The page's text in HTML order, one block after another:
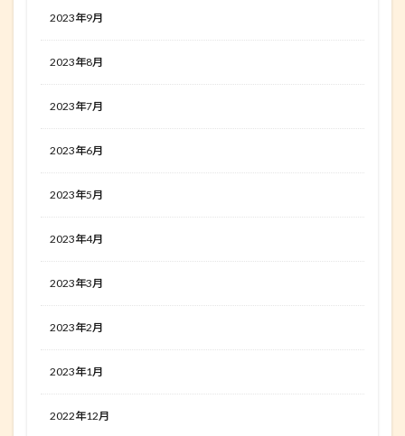
2023年9月
2023年8月
2023年7月
2023年6月
2023年5月
2023年4月
2023年3月
2023年2月
2023年1月
2022年12月